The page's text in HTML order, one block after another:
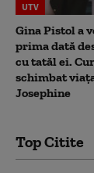
UTV
Gina Pistol a
prima dată
cu tatăl ei.
schimbat
Josephine
Top Citite